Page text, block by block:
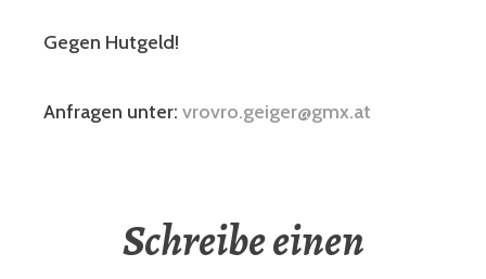
Gegen Hutgeld!
Anfragen unter: vrovro.geiger@gmx.at
Schreibe einen